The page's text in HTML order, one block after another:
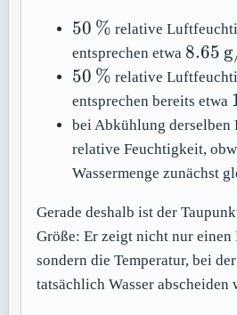
50\,\%
50 % relative
entsprechen etwa 8.65
50\,\%
50 % relative
entsprechen bereits etwa
bei Abkühlung derselben
relative Feuchtigkeit,
Wassermenge zunächst
Gerade deshalb ist der
Größe: Er zeigt nicht nur einen
sondern die Temperatur, bei
tatsächlich Wasser abscheiden